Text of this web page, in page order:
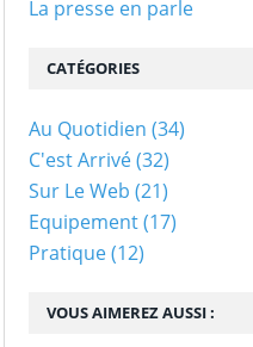
VOUS AIMEREZ AUSSI :
La presse en parle
CATÉGORIES
Au Quotidien (34)
C'est Arrivé(32)
Sur Le Web (21)
Equipement(17)
Pratique(12)